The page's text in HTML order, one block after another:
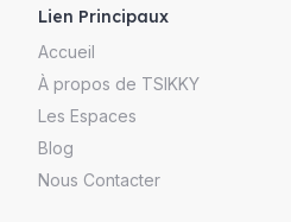
Lien Principaux
Accueil
À propos de TSIKKY
Les Espaces
Blog
Nous Contacter